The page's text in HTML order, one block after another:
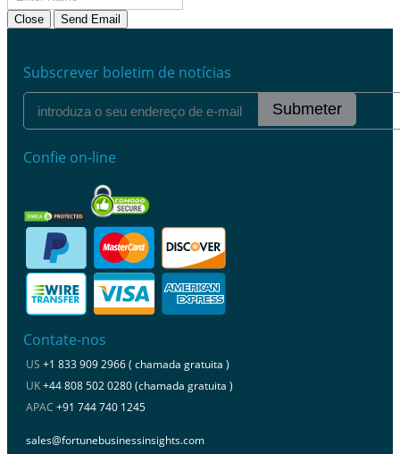
Close Send Email
Subscrever boletim de notícias
Submeter
Confie on-line
Contate-nos
US +1 833 909 2966 ( chamada gratuita )
UK+44 808 502 0280 (chamada gratuita )
APAC +91 744 740 1245
sales@fortunebusinessinsights.com